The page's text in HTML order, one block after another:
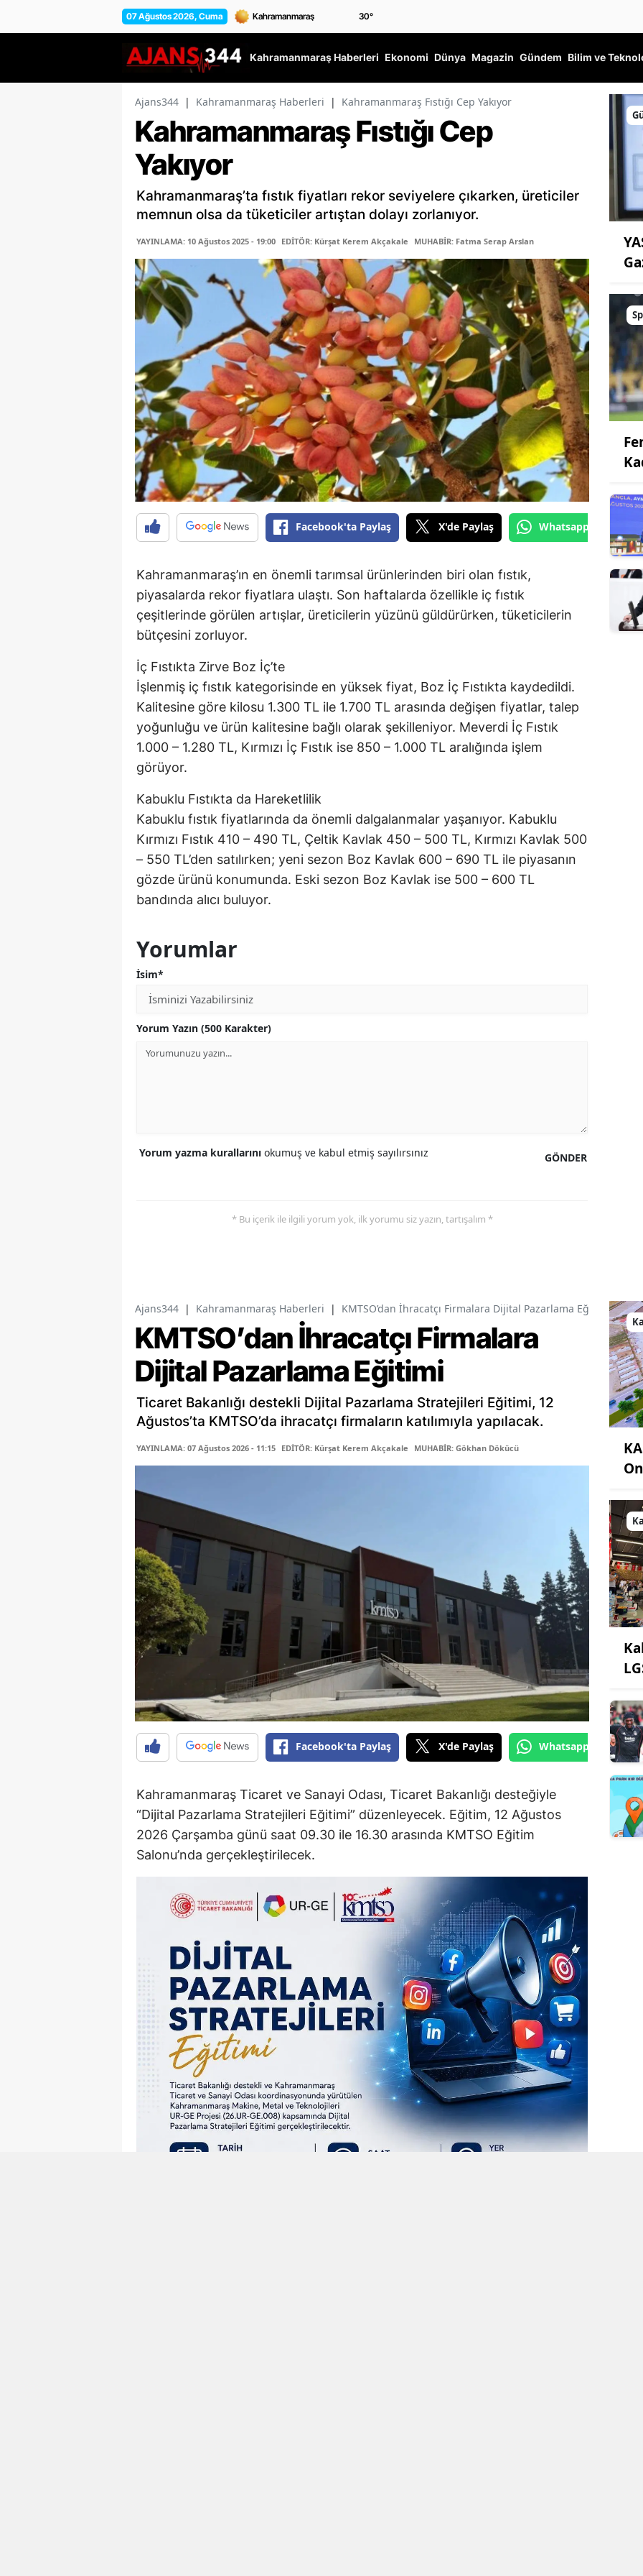
07 Ağustos 2026, Cuma 30°
Kahramanmaraş Haberleri Ekonomi Dünya Magazin Gündem Bilim ve
Ajans344 | Kahramanmaraş Haberleri | Kahramanmaraş Fıstığı Cep Yakıyor
Kahramanmaraş Fıstığı Cep
Yakıyor
Kahramanmaraş’ta fıstık fiyatları rekor seviyelere çıkarken, üreticiler
memnun olsa da tüketiciler artıştan dolayı zorlanıyor.
YAYINLAMA: 10 Ağustos 2025 - 19:00 EDİTÖR: Kürşat Kerem Akçakale MUHABİR: Fatma Serap Arslan
Facebook'ta Paylaş X'de Paylaş Whatsapp'tan
Kahramanmaraş’ın en önemli tarımsal ürünlerinden biri olan fıstık,
piyasalarda rekor fiyatlara ulaştı. Son haftalarda özellikle iç fıstık
çeşitlerinde görülen artışlar, üreticilerin yüzünü güldürürken, tüketicilerin
bütçesini zorluyor.
İç Fıstıkta Zirve Boz İç’te
İşlenmiş iç fıstık kategorisinde en yüksek fiyat, Boz İç Fıstıkta kaydedildi.
Kalitesine göre kilosu 1.300 TL ile 1.700 TL arasında değişen fiyatlar, talep
yoğunluğu ve ürün kalitesine bağlı olarak şekilleniyor. Meverdi İç Fıstık
1.000 – 1.280 TL, Kırmızı İç Fıstık ise 850 – 1.000 TL aralığında işlem
görüyor.
Kabuklu Fıstıkta da Hareketlilik
Kabuklu fıstık fiyatlarında da önemli dalgalanmalar yaşanıyor. Kabuklu
Kırmızı Fıstık 410 – 490 TL, Çeltik Kavlak 450 – 500 TL, Kırmızı Kavlak 500
– 550 TL’den satılırken; yeni sezon Boz Kavlak 600 – 690 TL ile piyasanın
gözde ürünü konumunda. Eski sezon Boz Kavlak ise 500 – 600 TL
bandında alıcı buluyor.
Yorumlar
İsim*
Yorum Yazın (500 Karakter)
GÖNDER
Yorum yazma kurallarını okumuş ve kabul etmiş sayılırsınız
* Bu içerik ile ilgili yorum yok, ilk yorumu siz yazın, tartışalım *
Ajans344 | Kahramanmaraş Haberleri | KMTSO’dan İhracatçı Firmalara Dijital Pazarlama Eğitimi
KMTSO’dan İhracatçı Firmalara
Dijital Pazarlama Eğitimi
Ticaret Bakanlığı destekli Dijital Pazarlama Stratejileri Eğitimi, 12
Ağustos’ta KMTSO’da ihracatçı firmaların katılımıyla yapılacak.
YAYINLAMA: 07 Ağustos 2026 - 11:15 EDİTÖR: Kürşat Kerem Akçakale MUHABİR: Gökhan Dökücü
Facebook'ta Paylaş X'de Paylaş Whatsapp'tan
Kahramanmaraş Ticaret ve Sanayi Odası, Ticaret Bakanlığı desteğiyle
“Dijital Pazarlama Stratejileri Eğitimi” düzenleyecek. Eğitim, 12 Ağustos
2026 Çarşamba günü saat 09.30 ile 16.30 arasında KMTSO Eğitim
Salonu’nda gerçekleştirilecek.